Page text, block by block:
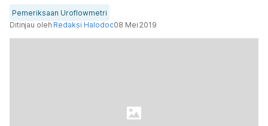
Pemeriksaan Uroflowmetri
Ditinjau oleh Redaksi Halodoc08 Mei 2019